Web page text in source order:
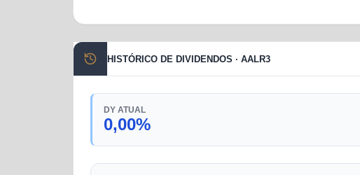
HISTÓRICO DE DIVIDENDOS · AALR3
DY ATUAL
0,00%